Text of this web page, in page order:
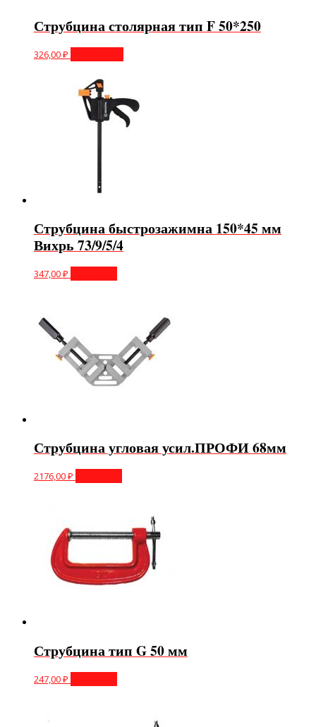
Струбцина столярная тип F 50*250
326,00₽
Струбцина быстрозажимна 150*45 мм
Вихрь 73/9/5/4
347,00₽
Струбцина угловая усил.ПРОФИ 68мм
2176,00₽
Струбцина тип G 50 мм
247,00₽